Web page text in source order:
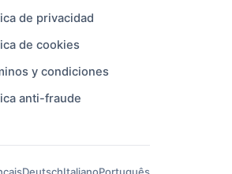
de privacidad
de cookies
y condiciones
anti-fraude